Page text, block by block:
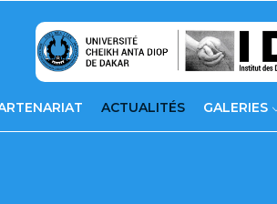
ACTUALITÉS GALERIES